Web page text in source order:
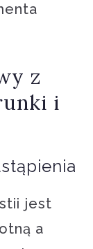
z
i
jest
a